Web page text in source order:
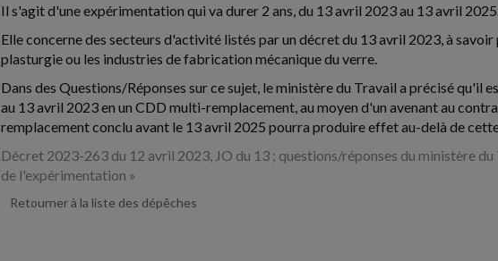
Il s'agit d'une expérimentation qui va durer 2 ans, du 13 avril 2023 au 13 avril
Elle concerne des secteurs d'activité listés par un décret du 13 avril 2023, à
plasturgie ou les industries de fabrication mécanique du verre.
Dans des Questions/Réponses sur ce sujet, le ministère du Travail a précisé qu'il
au 13 avril 2023 en un CDD multi-remplacement, au moyen d'un avenant au
remplacement conclu avant le 13 avril 2025 pourra produire effet au-delà de
Décret 2023-263 du 12 avril 2023, JO du 13 ; questions/réponses du ministère
de l'expérimentation »
Retourner à la liste des dépêches